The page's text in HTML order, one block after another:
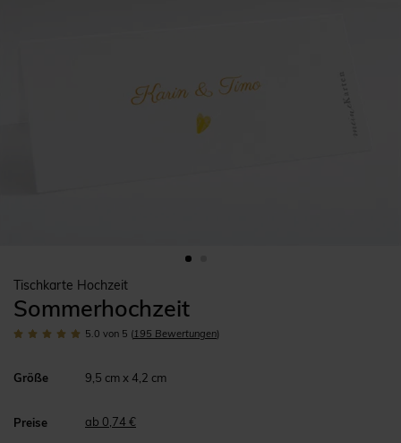
Tischkarte Hochzeit
Sommerhochzeit
5.0 von 5 (195 Bewertungen)
Größe 9,5 cm x 4,2 cm
Preise ab 0,74 €